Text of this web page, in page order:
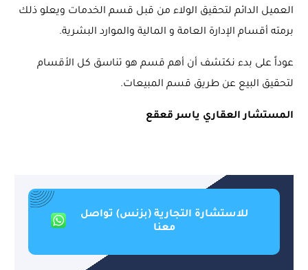
العميل الدائم لتحقيق الولاء من قبل قسم الخدمات ويعلو ذلك
برمته أقسام الإدارة العامة و المالية والموارد البشرية.
عوداً على بدء نكتشف أن أهم قسم هو تناسق كل الأقسام
لتحقيق البيع عن طريق قسم المبيعات.
المستشار العقاري ياسر قعقع
للاستشارة التجارية (بزنس) تواصل
معنا